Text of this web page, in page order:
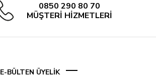
0850 290 80 70
MÜŞTERİ HİZMETLERİ
E-BÜLTEN ÜYELİK